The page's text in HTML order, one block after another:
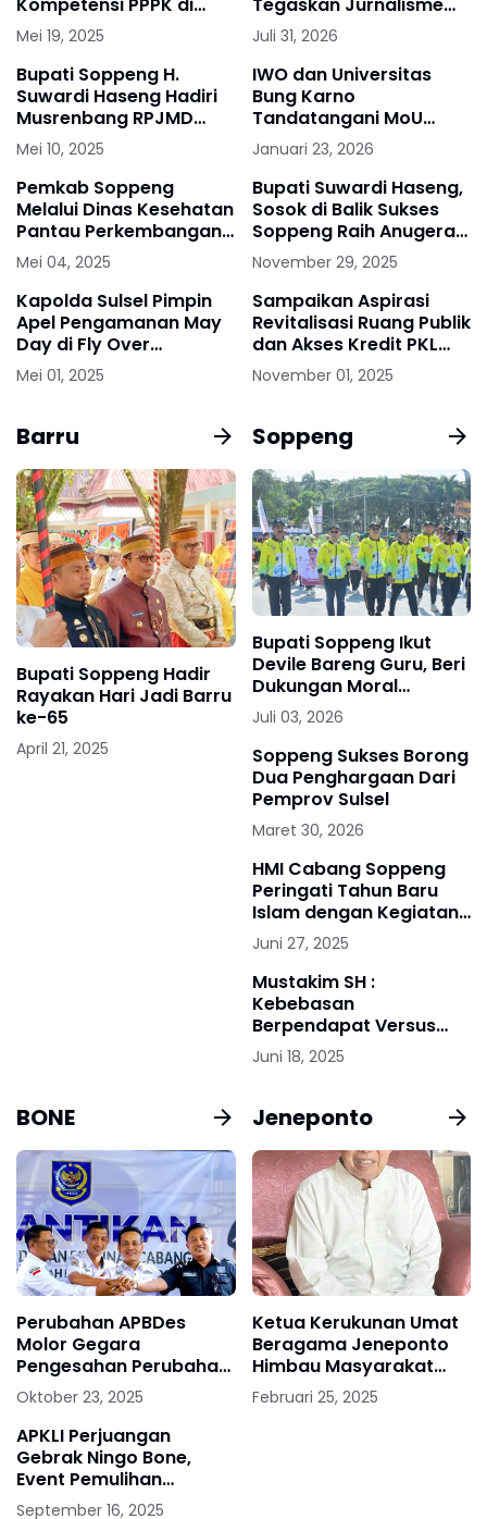
Kompetensi PPPK di
Makassar
Mei 19, 2025
Bupati Soppeng H.
Suwardi Haseng Hadiri
Musrenbang RPJMD
Provinsi Sulsel 2025 -
2029
Mei 10, 2025
Pemkab Soppeng
Melalui Dinas Kesehatan
Pantau Perkembangan
Kondisi Jamaah Calon
Haji Kloter 6
Mei 04, 2025
Kapolda Sulsel Pimpin
Apel Pengamanan May
Day di Fly Over
Makassar
Mei 01, 2025
Tegaskan Jurnalisme
Akurat Benteng
Melawan Hoaks
Juli 31, 2026
IWO dan Universitas
Bung Karno
Tandatangani MoU
Untuk Kegiatan
Tridarma Perguruan
Tinggi
Januari 23, 2026
Bupati Suwardi Haseng,
Sosok di Balik Sukses
Soppeng Raih Anugerah
Dwija Praja Nugraha PB
PGRI
November 29, 2025
Sampaikan Aspirasi
Revitalisasi Ruang Publik
dan Akses Kredit PKL
UMKM, APKLI Perjuangan
Audiensi Dengan Komisi
November 01, 2025
Barru
Bupati Soppeng Hadir
Rayakan Hari Jadi Barru
ke-65
April 21, 2025
Soppeng
Bupati Soppeng Ikut
Devile Bareng Guru, Beri
Dukungan Moral
Langsung di Arena
PORSENIJAR
Juli 03, 2026
Soppeng Sukses Borong
Dua Penghargaan Dari
Pemprov Sulsel
Maret 30, 2026
HMI Cabang Soppeng
Peringati Tahun Baru
Islam dengan Kegiatan
“HMI Berbagi”
Juni 27, 2025
Mustakim SH :
Kebebasan
Berpendapat Versus
Tanggung Jawab
Hukum
Juni 18, 2025
BONE
Perubahan APBDes
Molor Gegara
Pengesahan Perubahan
APBD Belum Disahkan,
APDESI KAB.BONE
Pertanyakan
Keterlambatan
Oktober 23, 2025
APKLI Perjuangan
Gebrak Ningo Bone,
Event Pemulihan
Ekonomi Banjir Apresiasi
September 16, 2025
Jeneponto
Ketua Kerukunan Umat
Beragama Jeneponto
Himbau Masyarakat
Agar Tetap Menjaga
Kamtibmas Jelang
Februari 25, 2025